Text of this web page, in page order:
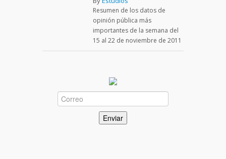
Resumen de los datos de
opinión pública más
importantes de la semana del
15 al 22 de noviembre de 2011